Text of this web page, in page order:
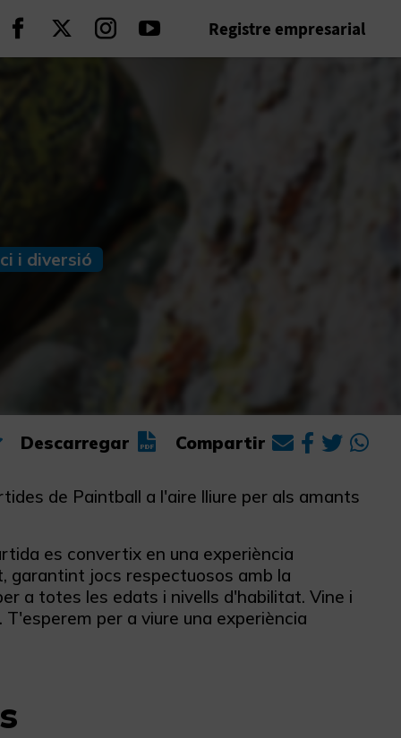
Seguir en Facebook
Seguir en Twitter
Seguir en Instagram
Seguir en Youtube
Registre empresarial
i diversió
Descarregar Compartir
de Paintball a l'aire lliure per als amants
es convertix en una experiència
garantint jocs respectuosos amb la
a totes les edats i nivells d'habilitat. Vine i
per a viure una experiència